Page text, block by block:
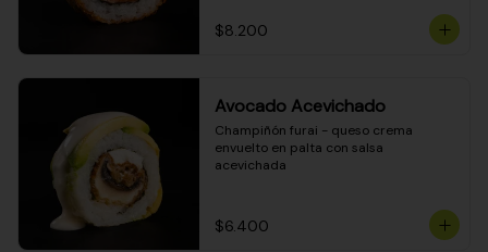
$8.200
Avocado Acevichado
Champiñón furai - queso crema
envuelto en palta con salsa
acevichada
$6.400